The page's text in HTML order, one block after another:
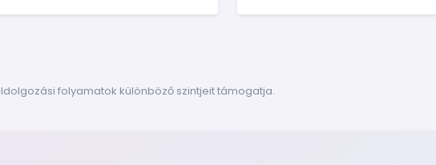
folyamatok különböző szintjeit támogatja.